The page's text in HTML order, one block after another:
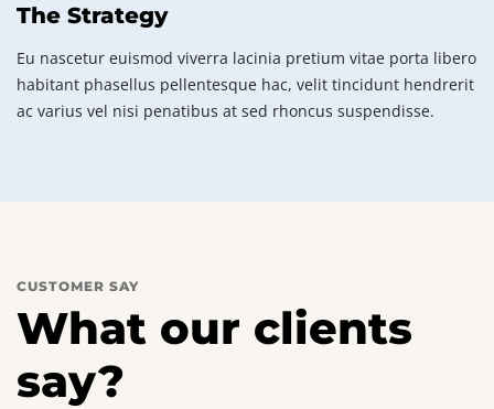
The Strategy
Eu nascetur euismod viverra lacinia pretium vitae porta libero
habitant phasellus pellentesque hac, velit tincidunt hendrerit
ac varius vel nisi penatibus at sed rhoncus suspendisse.
CUSTOMER SAY
What our clients
say?